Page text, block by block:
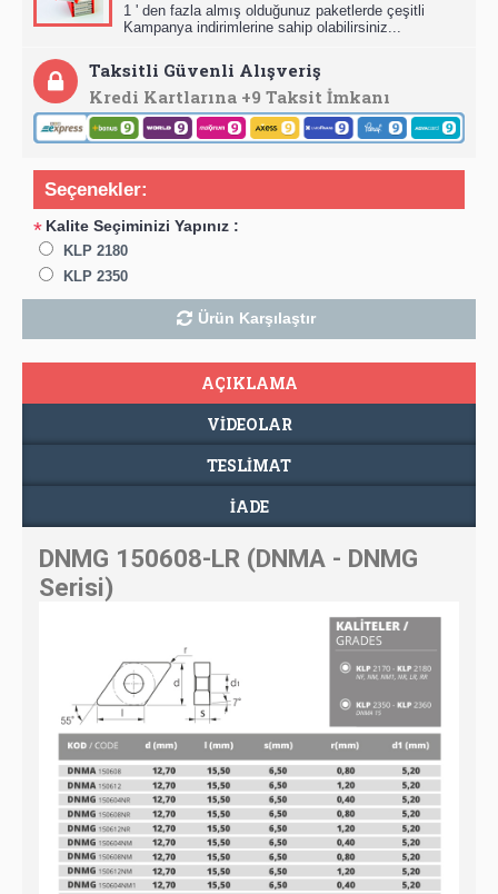
1 ' den fazla almış olduğunuz paketlerde çeşitli
Kampanya indirimlerine sahip olabilirsiniz...
Taksitli Güvenli Alışveriş
Kredi Kartlarına +9 Taksit İmkanı
Seçenekler:
* Kalite Seçiminizi Yapınız :
KLP 2180
KLP 2350
Ürün Karşılaştır
AÇIKLAMA
VIDEOLAR
TESLIMAT
İADE
DNMG 150608-LR (DNMA - DNMG
Serisi)